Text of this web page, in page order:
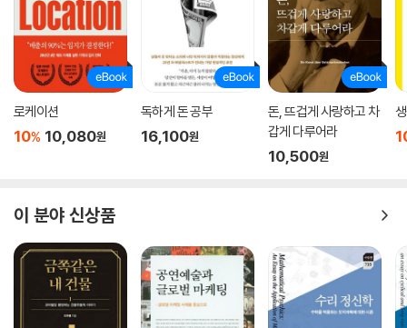
로케이션
10% 10,080원
독하게 돈 공부
16,100원
돈, 뜨겁게 사랑하고 차
갑게 다루어라
10,500원
이 분야 신상품